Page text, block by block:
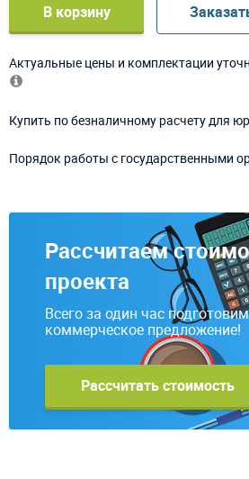
В корзину
Актуальные цены и комплектации
Купить по безналичному расчету для
Порядок работы с государственными
Рассчитаем
проекта
Всего за один час
коммерческое предложение!
Рассчитать стоимость